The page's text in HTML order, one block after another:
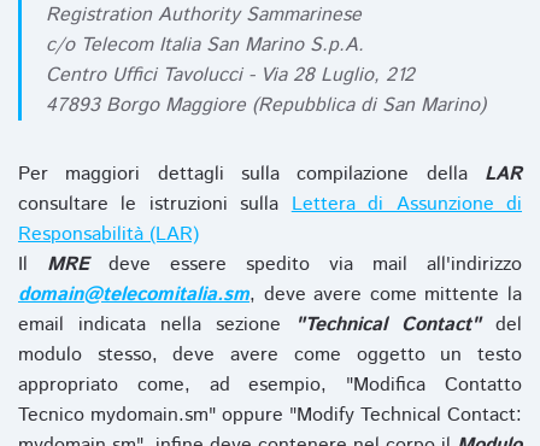
Registration Authority Sammarinese
c/o Telecom Italia San Marino S.p.A.
Centro Uffici Tavolucci - Via 28 Luglio, 212
47893 Borgo Maggiore (Repubblica di San Marino)
Per maggiori dettagli sulla compilazione della LAR
consultare le istruzioni sullaLettera di Assunzione di
Responsabilità (LAR)
Il MREdeve essere spedito via mail all'indirizzo
domain@telecomitalia.sm, deve avere come mittente la
email indicata nella sezione
"Technical Contact"del
modulo stesso, deve avere come oggetto un testo
appropriato come, ad esempio, "Modifica Contatto
Tecnico mydomain.sm" oppure "Modify Technical Contact: